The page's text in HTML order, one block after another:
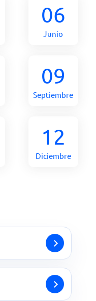
06
Junio
09
Septiembre
12
Diciembre